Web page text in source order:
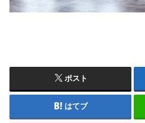
ポスト
はてブ